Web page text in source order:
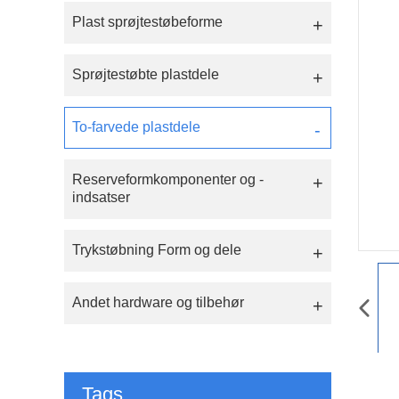
Plast sprøjtestøbeforme
Sprøjtestøbte plastdele
To-farvede plastdele
Reserveformkomponenter og -
indsatser
Trykstøbning Form og dele
Andet hardware og tilbehør
Tags